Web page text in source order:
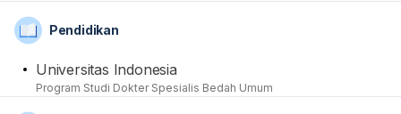
Dia telah mendapatkan mendapatkan gelar spesialis
kedokterannya di Universitas Indonesia. Sebagai tenaga
sebagai anggota dari Ikatan Dokter Indonesia (IDI) dan
Perhimpunan Dokter Paru Indonesia (PDPI).
Pendidikan
Universitas Indonesia
Program Studi Dokter Spesialis Bedah Umum